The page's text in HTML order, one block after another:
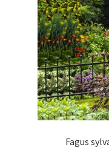
Fagus